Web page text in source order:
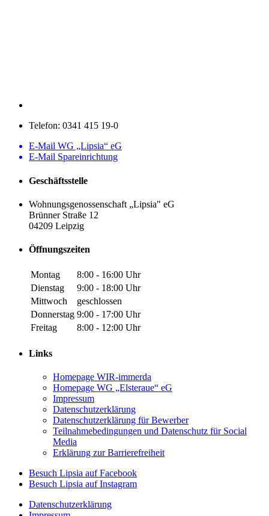
Telefon: 0341 415 19-0
E-Mail WG „Lipsia“ eG
E-Mail Spareinrichtung
Geschäftsstelle
Wohnungsgenossenschaft „Lipsia" eG
Brünner Straße 12
04209 Leipzig
Öffnungszeiten
Montag
8:00 - 16:00 Uhr
Dienstag
9:00 - 18:00 Uhr
Mittwoch
geschlossen
Donnerstag 9:00 - 17:00 Uhr
Freitag
8:00 - 12:00 Uhr
Links
Homepage WIR-immerda
Homepage WG „Elsteraue“ eG
Impressum
Datenschutzerklärung
Datenschutzerklärung für Bewerber
Teilnahmebedingungen und Datenschutz für Social
Media
Erklärung zur Barrierefreiheit
Zu
unserer
Seite
Besuch Lipsia auf Facebook
Zu
Instagram-
Besuch Lipsia auf Instagram
Datenschutzerklärung